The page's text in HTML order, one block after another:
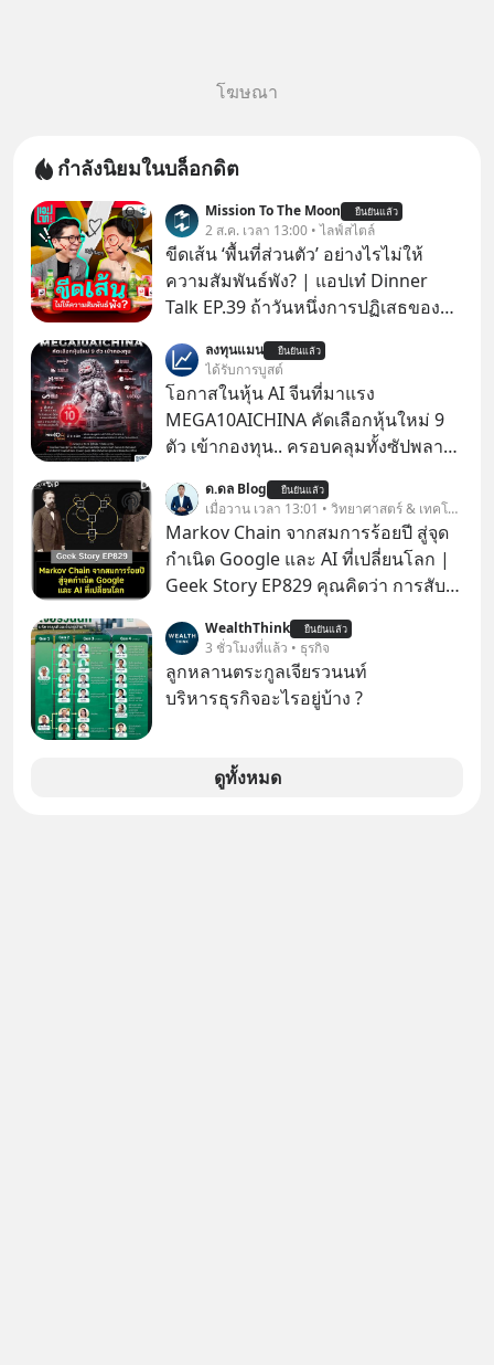
โฆษณา
กำลังนิยมในบล็อกดิต
Mission To The Moon ยืนยันแล้ว
2 ส.ค. เวลา 13:00 • ไลฟ์สไตล์
ขีดเส้น ‘พื้นที่ส่วนตัว’ อย่างไรไม่ให้
ความสัมพันธ์พัง? | แอปเท๋ Dinner
Talk EP.39 ถ้าวันหนึ่งการปฏิเสธของ
ตั้งกำแพงใส่และมองว่าเราเห็นแก่ตัวทั้ง
ที่เราเองก็ไม่เคยปฏิเสธใครอย่างนี้มา
ก่อน แต่พอตั้งใจจะ ‘สร้างขอบเขต’ เพื่อ
ตัวเองดูสักครั้ง กลับทำให้เกิดรอยร้าว
ในความสัมพันธ์เสียอย่างนั้น โดยราย
การแอปเท๋ Dinner Talk ในวันนี้โฮสต์
ทั้ง 2 ท่าน แทป-รวิศ หาญอุตสาหะ และ
เอ๋ นิ้วกลม-สราวุธ เฮ้งสวัสดิ์ จะพาทุก
คนไปสำรวจวิธีสร้างขอบเขตเพื่อรักษา
ใจของตัวเองและรักษาความสัมพันธ์
ของคนรอบข้างไปพร้อมกัน
#boundary #selfdevelopment #แอป
เท๋dinnertalk
#missiontothemoonpodcast
ลงทุนแมน ยืนยันแล้ว
ได้รับการบูสต์
โอกาสในหุ้น AI จีนที่มาแรง
MEGA10AICHINA คัดเลือกหุ้นใหม่ 9
ตัว เข้ากองทุน.. ครอบคลุมทั้งซัปพลาย
โปรโมชัน ลด 50% ค่าธรรมเนียมซื้อ |
ยอด 2 ล้านบาทขึ้นไป ฟรีค่าธรรมเนียม
ซื้อ
ด.ดล Blog ยืนยันแล้ว
เมื่อวาน เวลา 13:01 • วิทยาศาสตร์ & เทคโนโลยี
Markov Chain จากสมการร้อยปี สู่จุด
กำเนิด Google และ AI ที่เปลี่ยนโลก |
Geek Story EP829 คุณคิดว่า การสับ
นิวเคลียร์ อัลกอริทึมของ Google ที่ใช้
โค่นล้มแชมป์เก่าอย่าง Yahoo และ
ความฉลาดของ AI ในปัจจุบัน มีอะไรที่
เหมือนกัน? เชื่อหรือไม่ว่า สิ่งเปลี่ยนโลก
ทะเลาะกัน” ของนักคณิตศาสตร์ชาว
รัสเซียสองคนเมื่อกว่าร้อยปีก่อน! จาก
WealthThink ยืนยันแล้ว
3 ชั่วโมงที่แล้ว • ธุรกิจ
ลูกหลานตระกูลเจียรวนนท์
บริหารธุรกิจอะไรอยู่บ้าง ?
ดูทั้งหมด